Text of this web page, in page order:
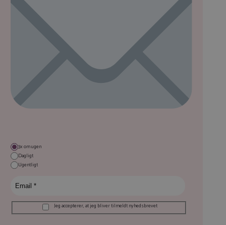
3x om ugen
Dagligt
Ugentligt
Jeg accepterer, at jeg bliver tilmeldt nyhedsbrevet